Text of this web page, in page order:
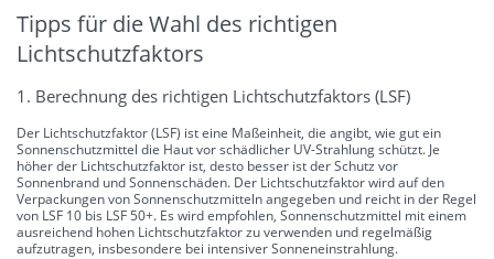
Tipps für die Wahl des richtigen
Lichtschutzfaktors
1. Berechnung des richtigen Lichtschutzfaktors (LSF)
Der Lichtschutzfaktor (LSF) ist eine Maßeinheit, die angibt, wie gut ein
Sonnenschutzmittel die Haut vor schädlicher UV-Strahlung schützt. Je
höher der Lichtschutzfaktor ist, desto besser ist der Schutz vor
Sonnenbrand und Sonnenschäden. Der Lichtschutzfaktor wird auf den
Verpackungen von Sonnenschutzmitteln angegeben und reicht in der Regel
von LSF 10 bis LSF 50+. Es wird empfohlen, Sonnenschutzmittel mit einem
ausreichend hohen Lichtschutzfaktor zu verwenden und regelmäßig
aufzutragen, insbesondere bei intensiver Sonneneinstrahlung.